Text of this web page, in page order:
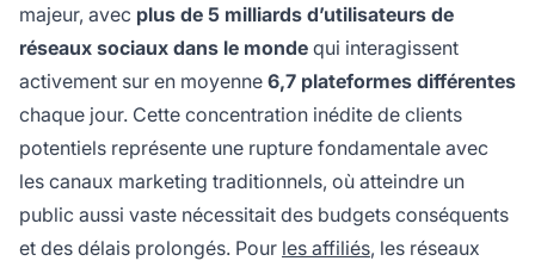
majeur, avec plus de 5 milliards d’utilisateurs de
réseaux sociaux dans le monde qui interagissent
activement sur en moyenne 6,7 plateformes différentes
chaque jour. Cette concentration inédite de clients
potentiels représente une rupture fondamentale avec
les canaux marketing traditionnels, où atteindre un
public aussi vaste nécessitait des budgets conséquents
et des délais prolongés. Pour les affiliés, les réseaux